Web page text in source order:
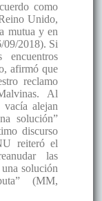
como
Unido,
mutua y en
2018). Si
afirmó que
reclamo
Al
alejan
solución”
discurso
reiteró el
las
solución
(MM,